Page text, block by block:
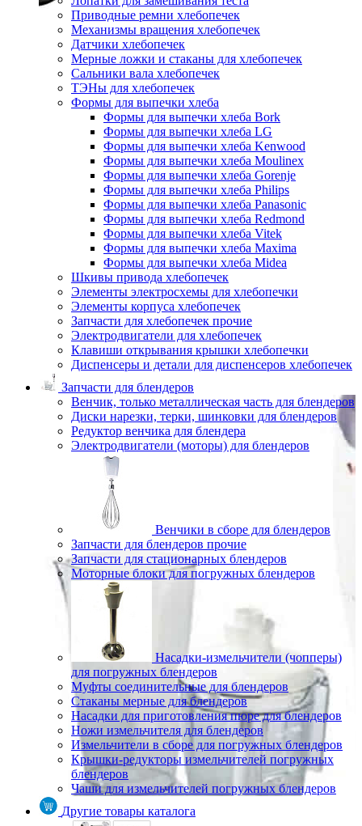
Приводные ремни хлебопечек
Механизмы вращения хлебопечек
Датчики хлебопечек
Мерные ложки и стаканы для хлебопечек
Сальники вала хлебопечек
ТЭНы для хлебопечек
Формы для выпечки хлеба
Формы для выпечки хлеба Bork
Формы для выпечки хлеба LG
Формы для выпечки хлеба Kenwood
Формы для выпечки хлеба Moulinex
Формы для выпечки хлеба Gorenje
Формы для выпечки хлеба Philips
Формы для выпечки хлеба Panasonic
Формы для выпечки хлеба Redmond
Формы для выпечки хлеба Vitek
Формы для выпечки хлеба Maxima
Формы для выпечки хлеба Midea
Шкивы привода хлебопечек
Элементы электросхемы для хлебопечки
Элементы корпуса хлебопечек
Запчасти для хлебопечек прочие
Электродвигатели для хлебопечек
Клавиши открывания крышки хлебопечки
Диспенсеры и детали для диспенсеров хлебопечек
Запчасти для блендеров
Венчик, только металлическая часть для блендеров
Диски нарезки, терки, шинковки для блендеров
Редуктор венчика для блендера
Электродвигатели (моторы) для блендеров
Венчики в сборе для блендеров
Запчасти для блендеров прочие
Запчасти для стационарных блендеров
Моторные блоки для погружных блендеров
Насадки-измельчители (чопперы)
для погружных блендеров
Муфты соединительные для блендеров
Стаканы мерные для блендеров
Насадки для приготовления пюре для блендеров
Ножи измельчителя для блендеров
Измельчители в сборе для погружных блендеров
Крышки-редукторы измельчителей погружных
блендеров
Чаши для измельчителей погружных блендеров
Другие товары каталога